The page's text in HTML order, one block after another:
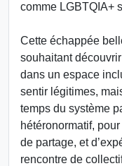
comme LGBTQIA+
Cette échappée
souhaitant
dans un espace
sentir légitimes,
temps du système
hétéronormatif,
de partage, et
rencontre de